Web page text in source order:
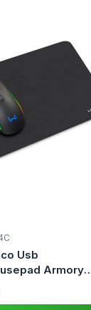
Usb
Armory